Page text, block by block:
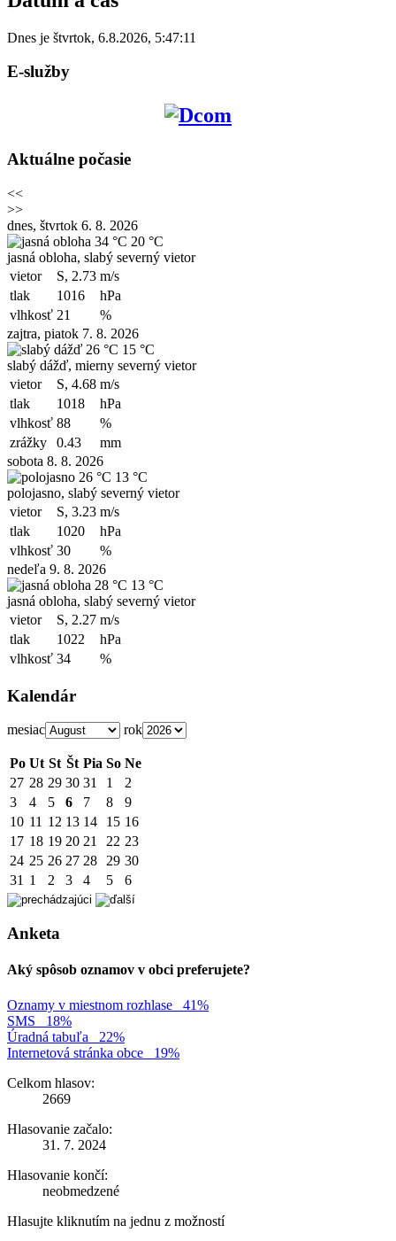
Dnes je štvrtok, 6.8.2026, 5:47:11
E-služby
Aktuálne počasie
<<
>>
dnes, štvrtok 6. 8. 2026
34 °C 20 °C
jasná obloha, slabý severný vietor
vietor
S, 2.73 m/s
tlak
1016
hPa
vlhkosť 21
%
zajtra, piatok 7. 8. 2026
26 °C 15 °C
slabý dážď, mierny severný vietor
vietor
S, 4.68 m/s
tlak
1018
hPa
vlhkosť 88
%
zrážky
0.43
mm
sobota 8. 8. 2026
26 °C 13 °C
polojasno, slabý severný vietor
vietor
S, 3.23 m/s
tlak
1020
hPa
vlhkosť 30
%
nedeľa 9. 8. 2026
28 °C 13 °C
jasná obloha, slabý severný vietor
vietor
S, 2.27 m/s
tlak
1022
hPa
vlhkosť 34 %
Kalendár
mesiac rok
Po Ut St Št Pia So Ne
27 28 29 30 31 1
2
3
4 5 6 7 8
9
10 11 12 13 14 15 16
17 18 19 20 21 22 23
24 25 26 27 28 29 30
31 1 2 3 4 5 6
Anketa
Aký spôsob oznamov v obci preferujete?
Oznamy v miestnom rozhlase
41%
SMS
18%
Úradná tabuľa
22%
Internetová stránka obce
19%
Celkom hlasov:
2669
Hlasovanie začalo:
31. 7. 2024
Hlasovanie končí:
neobmedzené
Hlasujte kliknutím na jednu z možností